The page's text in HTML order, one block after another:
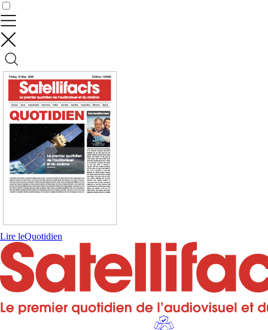
Lire leQuotidien
Contrôler vos données